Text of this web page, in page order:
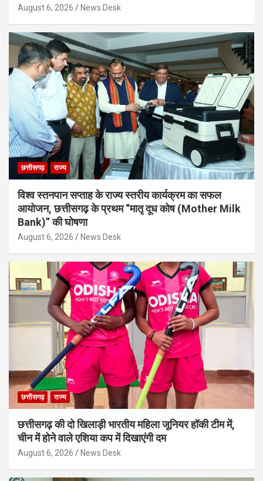
August 6, 2026 News Desk
छत्तीसगढ़ राज्य
विश्व स्तनपान सप्ताह के राज्य स्तरीय कार्यक्रम का सफल
आयोजन, छत्तीसगढ़ के प्रथम “मातृ दूध कोष (Mother Milk
Bank)” की घोषणा
August 6, 2026 News Desk
छत्तीसगढ़ राज्य
छत्तीसगढ़ की दो खिलाड़ी भारतीय महिला जूनियर हॉकी टीम में,
चीन में होने वाले एशिया कप में दिखाएंगी दम
August 6, 2026 News Desk